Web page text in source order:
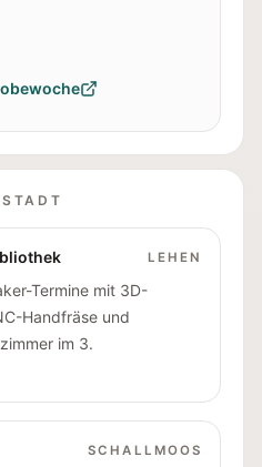
LEHEN
Termine mit 3D-
Handfräse und
im 3.
SCHALLMOOS